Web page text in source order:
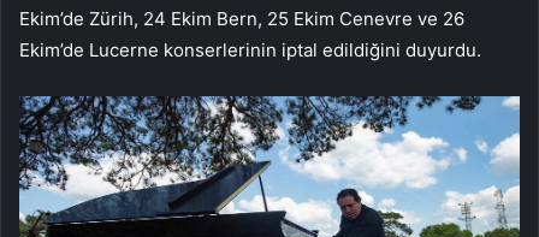
Ekim’de Zürih, 24 Ekim Bern, 25 Ekim Cenevre ve 26
Ekim’de Lucerne konserlerinin iptal edildiğini duyurdu.